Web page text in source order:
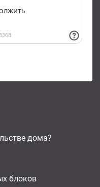
дома?
блоков